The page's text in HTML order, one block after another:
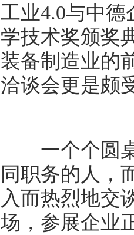
工业4.0与中
学技术奖颁奖
装备制造业的
洽谈会更是颇
一个个圆桌
同职务的人，
入而热烈地交
场，参展企业